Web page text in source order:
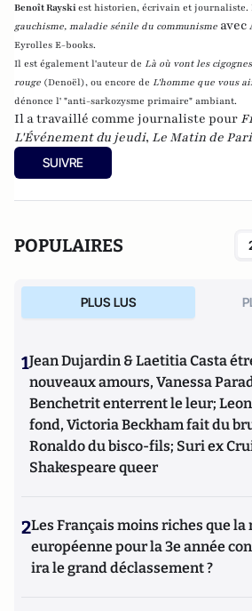
Benoît Rayskiest historien, écrivain et
gauchisme, maladie sénile du communisme avec
Eyrolles E-books.
Il est également l'auteur de Là où vont les cigognes
rouge (Denoël), ou encore de L'homme que vous
dénonce l' "anti-sarkozysme primaire" ambiant.
Il a travaillé comme journaliste pour
L'Événement du jeudi, Le Matin de
SUIVRE
POPULAIRES
PLUS LUS
1Jean Dujardin & Laetitia Casta
nouveaux amours, Vanessa
Benchetrit enterrent le leur;
fond, Victoria Beckham fait du
Ronaldo du bisco-fils; Suri ex
Shakespeare queer
2Les Français moins riches que la
européenne pour la 3e année
ira le grand déclassement ?